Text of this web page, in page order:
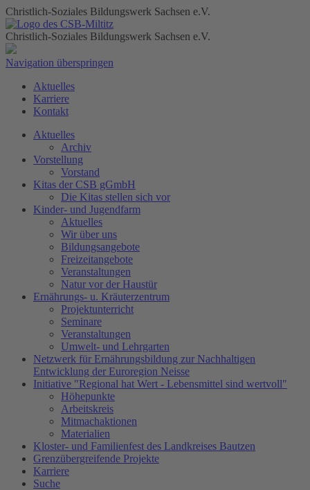
Christlich-Soziales Bildungswerk Sachsen e.V.
Christlich-Soziales Bildungswerk Sachsen e.V.
Navigation überspringen
Aktuelles
Karriere
Kontakt
Aktuelles
Archiv
Vorstellung
Vorstand
Kitas der CSB gGmbH
Die Kitas stellen sich vor
Kinder- und Jugendfarm
Aktuelles
Wir über uns
Bildungsangebote
Freizeitangebote
Veranstaltungen
Natur vor der Haustür
Ernährungs- u. Kräuterzentrum
Projektunterricht
Seminare
Veranstaltungen
Umwelt- und Lehrgarten
Netzwerk für Ernährungsbildung zur Nachhaltigen
Entwicklung der Euroregion Neisse
Initiative "Regional hat Wert - Lebensmittel sind wertvoll"
Höhepunkte
Arbeitskreis
Mitmachaktionen
Materialien
Kloster- und Familienfest des Landkreises Bautzen
Grenzübergreifende Projekte
Karriere
Suche